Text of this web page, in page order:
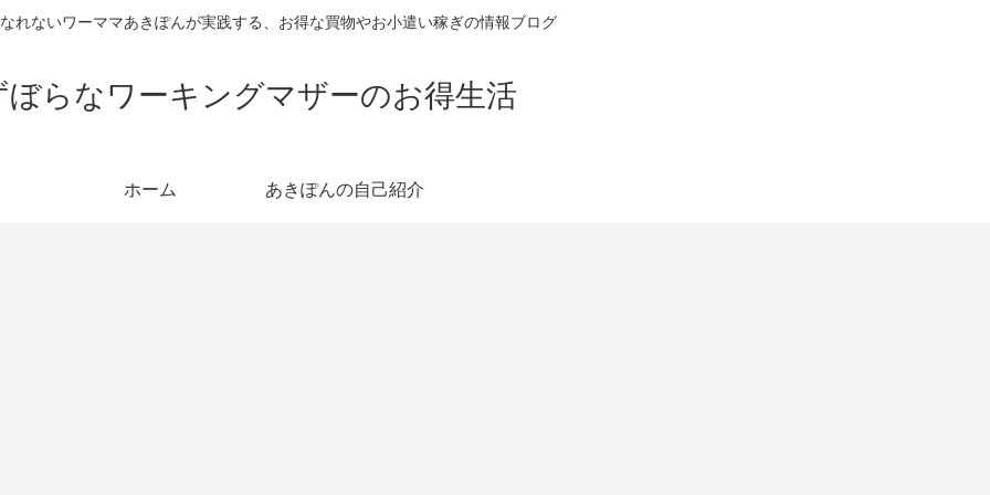
れないワーママあきぽんが実践する、お得な買物やお小遣い稼ぎの情報ブログ
ぼらなワーキングマザーのお得生活
ホーム あきぽんの自己紹介